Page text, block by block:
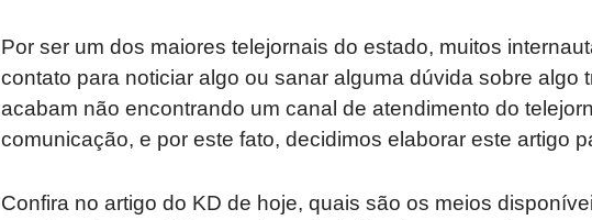
Por ser um dos maiores telejornais do estado, muitos
contato para noticiar algo ou sanar alguma dúvida sobre algo
acabam não encontrando um canal de atendimento do
comunicação, e por este fato, decidimos elaborar este artigo
Confira no artigo do KD de hoje, quais são os meios